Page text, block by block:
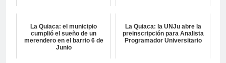
La Quiaca: el municipio
cumplió el sueño de un
merendero en el barrio 6 de
Junio
La Quiaca: la UNJu abre la
preinscripción para Analista
Programador Universitario